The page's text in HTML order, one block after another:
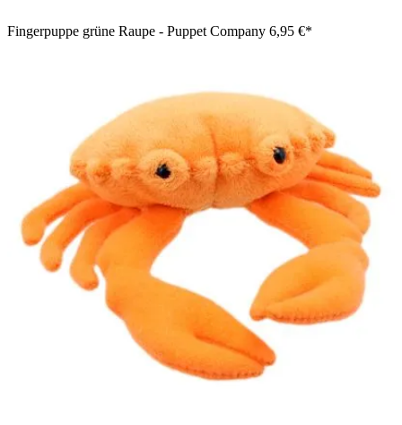
Fingerpuppe grüne Raupe - Puppet Company 6,95 €*